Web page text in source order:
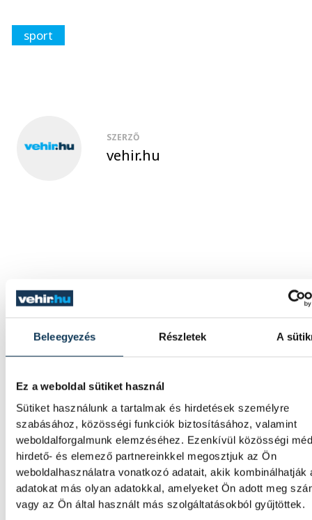
Beleegyezés Részletek A
Ez a weboldal sütiket használ
Sütiket használunk a tartalmak és hirdetések személyre
szabásához, közösségi funkciók biztosításához, valamint
weboldalforgalmunk elemzéséhez. Ezenkívül közösségi
hirdető- és elemező partnereinkkel megosztjuk az Ön
weboldalhasználatra vonatkozó adatait, akik kombinálhatják
adatokat más olyan adatokkal, amelyeket Ön adott meg
vagy az Ön által használt más szolgáltatásokból gyűjtöttek.
sport
SZERZŐ
vehir.hu